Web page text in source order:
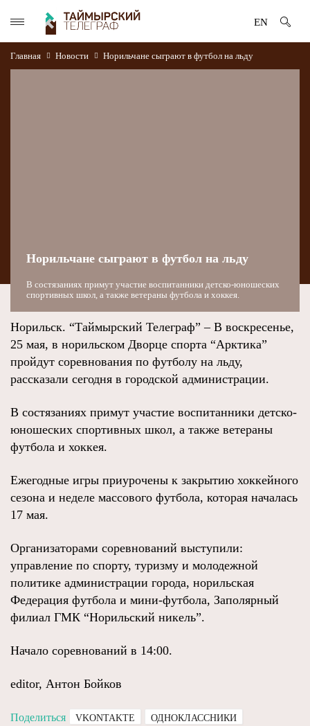
EN
Главная Новости Норильчане сыграют в футбол на льду
Норильчане сыграют в футбол на льду
В состязаниях примут участие воспитанники детско-юношеских
спортивных школ, а также ветераны футбола и хоккея.
Норильск. “Таймырский Телеграф” – В воскресенье,
25 мая, в норильском Дворце спорта “Арктика”
пройдут соревнования по футболу на льду,
рассказали сегодня в городской администрации.
В состязаниях примут участие воспитанники детско-
юношеских спортивных школ, а также ветераны
футбола и хоккея.
Ежегодные игры приурочены к закрытию хоккейного
сезона и неделе массового футбола, которая началась
17 мая.
Организаторами соревнований выступили:
управление по спорту, туризму и молодежной
политике администрации города, норильская
Федерация футбола и мини-футбола, Заполярный
филиал ГМК “Норильский никель”.
Начало соревнований в 14:00.
editor, Антон Бойков
Поделиться VKONTAKTE ОДНОКЛАССНИКИ